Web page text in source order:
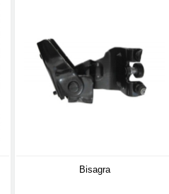
Bisagra